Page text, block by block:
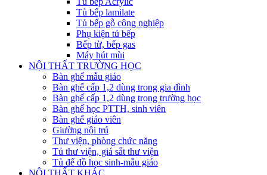
Tủ bếp lamilate
Tủ bếp gỗ công nghiệp
Phụ kiện tủ bếp
Bếp từ, bếp gas
Máy hút mùi
NỘI THẤT TRƯỜNG HỌC
Bàn ghế mẫu giáo
Bàn ghế cấp 1,2 dùng trong gia đình
Bàn ghế cấp 1,2 dùng trong trường học
Bàn ghế học PTTH, sinh viên
Bàn ghế giáo viên
Giường nội trú
Thư viện, phòng chức năng
Tủ thư viện, giá sắt thư viện
Tủ để đồ học sinh-mẫu giáo